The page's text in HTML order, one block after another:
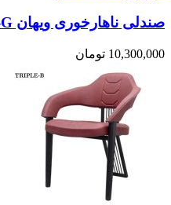
صندلی ناهارخوری ویهان Shell-G
10,300,000 تومان